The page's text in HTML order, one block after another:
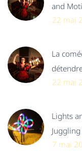
and
22 mai
La
22 mai
Lights
7 mai